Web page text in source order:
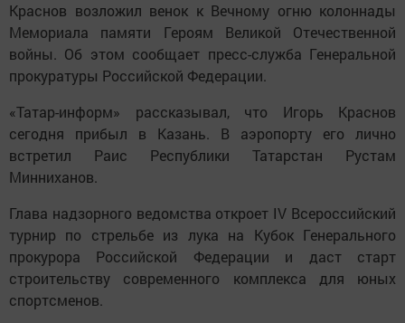
Краснов возложил венок к Вечному огню колоннады
Мемориала памяти Героям Великой Отечественной
войны. Об этом сообщает пресс-служба Генеральной
прокуратуры Российской Федерации.
«Татар-информ» рассказывал, что Игорь Краснов
сегодня прибыл в Казань. В аэропорту его лично
встретил Раис Республики Татарстан Рустам
Минниханов.
Глава надзорного ведомства откроет IV Всероссийский
турнир по стрельбе из лука на Кубок Генерального
прокурора Российской Федерации и даст старт
строительству современного комплекса для юных
спортсменов.